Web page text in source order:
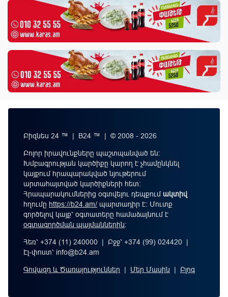
Բիզնես 24 ™ | B24 ™ | © 2008 - 2026
Բոլոր իրավունքները պաշտպանված են:
Խմբագրության կարծիքը կարող է չհամընկնել
կայքում հրապարակված նյութերում
արտահայտված կարծիքների հետ:
Հրապարակումներից օգտվելու դեպքումակտիվ
հղումը https://b24.am/ պարտադիր է: Մուտք
գործելով կայք՝ օգտատերը համաձայնում է
օգտագործման պայմաններին։
Հեռ՝ +374 (11) 240000 | Բջջ՝ +374 (99) 024420 |
Էլ-փոստ՝ info@b24.am
Գովազդ և Ծառայություններ | Մեր Մասին | Բլոգ